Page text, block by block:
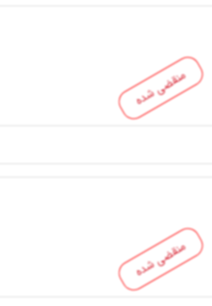
منقضی شده
منقضی شده